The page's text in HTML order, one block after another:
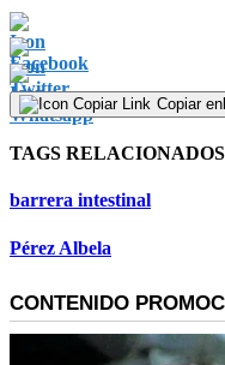
Copiar
TAGS RELACIONADOS
barrera intestinal
Pérez Albela